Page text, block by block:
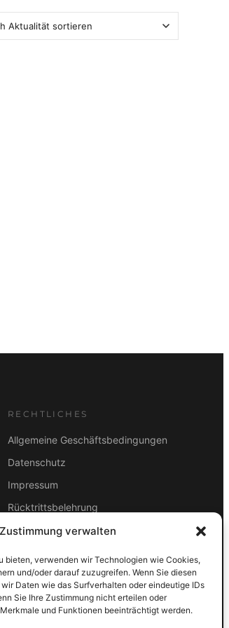
verwalten
bieten, verwenden wir Technologien wie Cookies,
und/oder darauf zuzugreifen. Wenn Sie diesen
Daten wie das Surfverhalten oder eindeutige IDs
Sie Ihre Zustimmung nicht erteilen oder
und Funktionen beeinträchtigt werden.
RECHTLICHES
Allgemeine Geschäftsbedingungen
Datenschutz
Impressum
Rücktrittsbelehrung
ZAHLUNGSARTEN
Vorkasse Visa Mastercard
Link
PayPal
G-Pay Apple Pay Klarna